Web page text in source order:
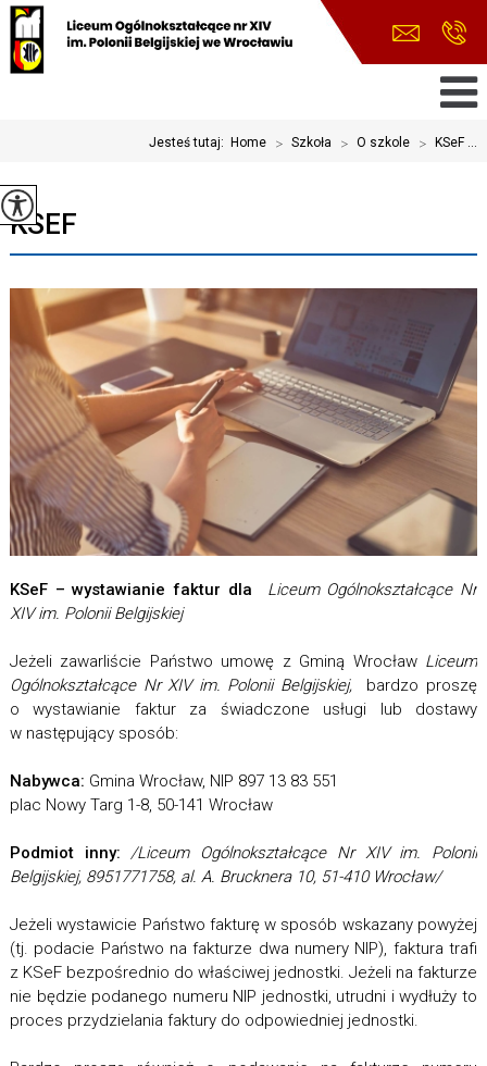
Jesteś tutaj: Home > Szkoła > O szkole > KSeF ...
KSEF
KSeF – wystawianie faktur dla
Liceum Ogólnokształcące Nr
XIV im. Polonii Belgijskiej
Jeżeli zawarliście Państwo umowę z Gminą Wrocław Liceum
Ogólnokształcące Nr XIV im. Polonii Belgijskiej,
bardzo proszę
o wystawianie faktur za świadczone usługi lub dostawy
w następujący sposób:
Nabywca: Gmina Wrocław, NIP 897 13 83 551
plac Nowy Targ 1-8, 50-141 Wrocław
Podmiot inny: /Liceum Ogólnokształcące Nr XIV im. Polonii
Belgijskiej, 8951771758, al. A. Brucknera 10, 51-410 Wrocław/
Jeżeli wystawicie Państwo fakturę w sposób wskazany powyżej
(tj. podacie Państwo na fakturze dwa numery NIP), faktura trafi
z KSeF bezpośrednio do właściwej jednostki. Jeżeli na fakturze
nie będzie podanego numeru NIP jednostki, utrudni i wydłuży to
proces przydzielania faktury do odpowiedniej jednostki.